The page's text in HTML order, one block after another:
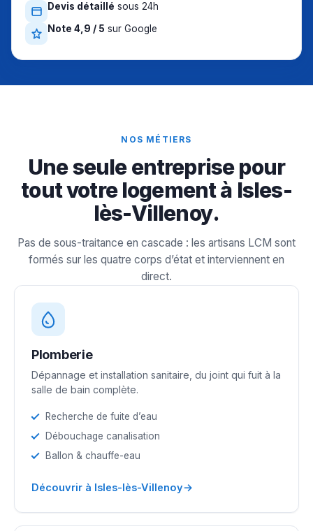
Devis détaillé sous 24h
Note 4,9 / 5 sur Google
NOS MÉTIERS
Une seule entreprise pour
tout votre logement à Isles-
lès-Villenoy.
Pas de sous-traitance en cascade : les artisans LCM sont
formés sur les quatre corps d’état et interviennent en
direct.
Plomberie
Dépannage et installation sanitaire, du joint qui fuit à la
salle de bain complète.
Recherche de fuite d’eau
Débouchage canalisation
Ballon & chauffe-eau
Découvrir à Isles-lès-Villenoy→